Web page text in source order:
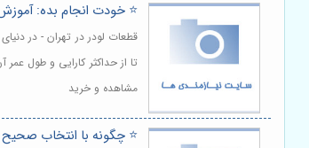
⭐️ خودت انجام بده:
قطعات لودر در تهران - در
تا از حداکثر کارایی و طول
مشاهده و خرید
⭐️ چگونه با انتخاب صحیح